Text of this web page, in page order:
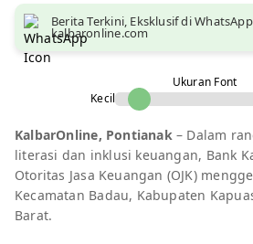
Berita Terkini, Eksklusif di WhatsApp
kalbaronline.com
Ukuran Font
Kecil
KalbarOnline, Pontianak– Dalam
literasi dan inklusi keuangan, Bank
Otoritas Jasa Keuangan (OJK)
Kecamatan Badau, Kabupaten
Barat.